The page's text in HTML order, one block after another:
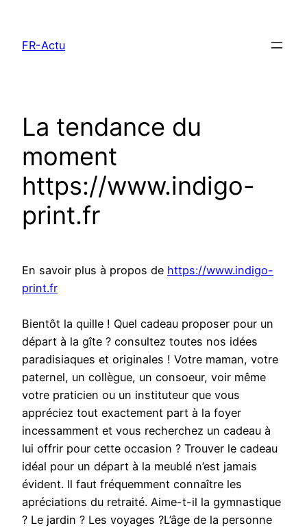
contenu
FR-Actu
La tendance du
moment
https://www.indigo-
print.fr
En savoir plus à propos de https://www.indigo-
print.fr
Bientôt la quille ! Quel cadeau proposer pour un
départ à la gîte ? consultez toutes nos idées
paradisiaques et originales ! Votre maman, votre
paternel, un collègue, un consoeur, voir même
votre praticien ou un instituteur que vous
appréciez tout exactement part à la foyer
incessamment et vous recherchez un cadeau à
lui offrir pour cette occasion ? Trouver le cadeau
idéal pour un départ à la meublé n’est jamais
évident. Il faut fréquemment connaître les
apréciations du retraité. Aime-t-il la gymnastique
? Le jardin ? Les voyages ?L’âge de la personne